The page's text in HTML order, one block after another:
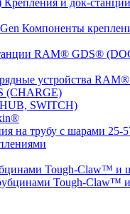
Крепления и док-
Компоненты
RAM® GDS®
устройства
(CHARGE)
SWITCH)
на трубу с шарами 25-
Tough-Claw™ и
Tough-Claw™